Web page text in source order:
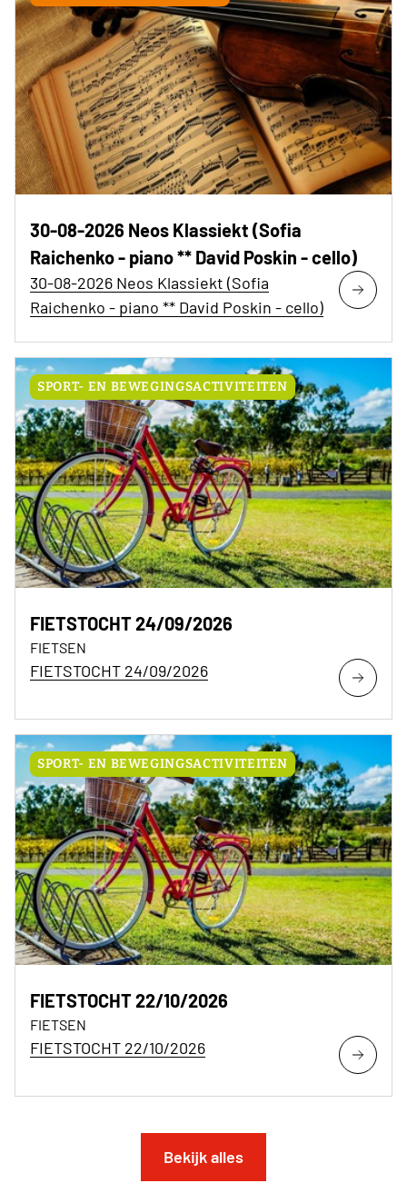
30-08-2026 Neos Klassiekt (Sofia
Raichenko - piano ** David Poskin - cello)
30-08-2026 Neos Klassiekt (Sofia
Raichenko - piano ** David Poskin - cello)
SPORT- EN BEWEGINGSACTIVITEITEN
FIETSTOCHT 24/09/2026
FIETSEN
FIETSTOCHT 24/09/2026
SPORT- EN BEWEGINGSACTIVITEITEN
FIETSTOCHT 22/10/2026
FIETSEN
FIETSTOCHT 22/10/2026
Bekijk alles